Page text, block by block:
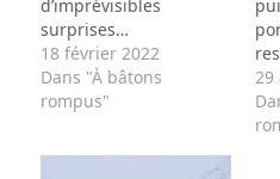
d’imprévisibles
surprises…
18 février 2022
Dans "À bâtons
rompus"
29